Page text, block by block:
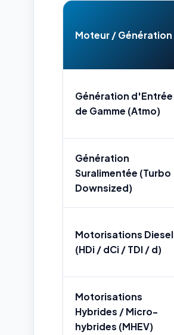
Moteur / Génération
Génération d'Entrée
de Gamme (Atmo)
Génération
Suralimentée (Turbo
Downsized)
Motorisations Diesel
(HDi / dCi / TDI / d)
Motorisations
Hybrides / Micro-
hybrides (MHEV)